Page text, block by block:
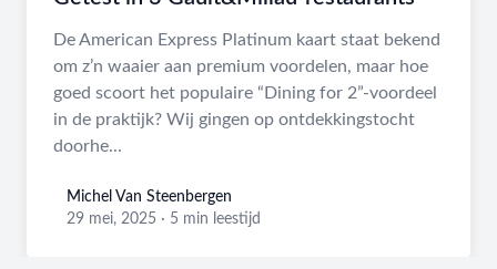
De American Express Platinum kaart staat bekend
om z’n waaier aan premium voordelen, maar hoe
goed scoort het populaire “Dining for 2”-voordeel
in de praktijk? Wij gingen op ontdekkingstocht
doorhe...
Michel Van Steenbergen
Michel Van Steenbergen
29 mei, 2025 · 5 min leestijd